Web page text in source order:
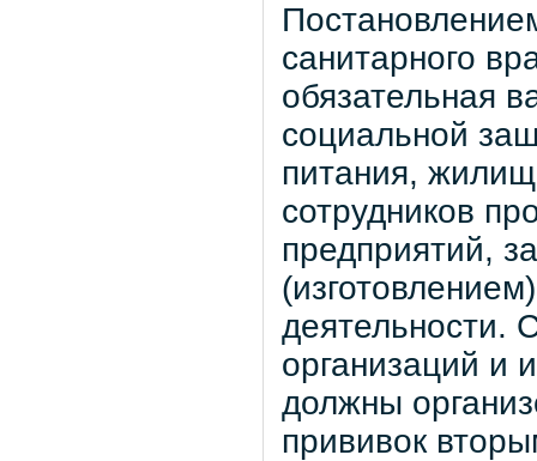
санитарного
обязательная
социальной
питания,
сотрудников
предприятий,
деятельности.
организаций и
должны
прививок